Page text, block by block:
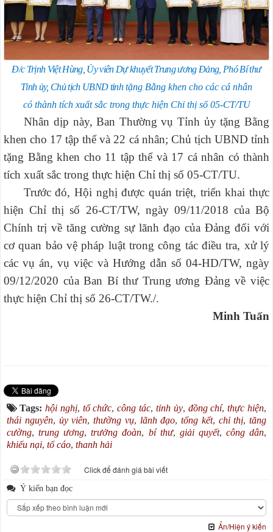
Đ/c Trịnh Việt Hùng, Ủy viên Dự khuyết Trung ương Đảng, Phó Bí thư
Tỉnh ủy, Chủ tịch UBND tỉnh tặng Bằng khen cho các cá nhân
có thành tích xuất sắc trong thực hiện Chỉ thị số 05-CT/TU
Nhân dịp này, Ban Thường vụ Tỉnh ủy tặng Bằng
khen cho 17 tập thể và 22 cá nhân; Chủ tịch UBND tỉnh
tặng Bằng khen cho 11 tập thể và 17 cá nhân có thành
tích xuất sắc trong thực hiện Chỉ thị số 05-CT/TU.
Trước đó, Hội nghị được quán triệt, triển khai thực
hiện Chỉ thị số 26-CT/TW, ngày 09/11/2018 của Bộ
Chính trị về tăng cường sự lãnh đạo của Đảng đối với
cơ quan bảo vệ pháp luật trong công tác điều tra, xử lý
các vụ án, vụ việc và Hướng dẫn số 04-HD/TW, ngày
09/12/2020 của Ban Bí thư Trung ương Đảng về việc
thực hiện Chỉ thị số 26-CT/TW./.
Minh Tuấn
Tags: hội nghị, tổ chức,công tác, tỉnh ủy, đồng chí,thực hiện,
thái nguyên, ủy viên, thường vụ, lãnh đạo, tổng kết, chỉ thị, tăng
cường,trung ương,trưởng đoàn, bí thư, giải quyết, công dân,
khiếu nại, tố cáo, thanh hải
Click để đánh giá bài viết
Ý kiến bạn đọc
Ẩn/Hiện ý kiến